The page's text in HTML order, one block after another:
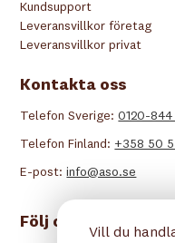
Kundsupport
Leveransvillkor företag
Leveransvillkor privat
Kontakta oss
Telefon Sverige:0120-844
Telefon Finland: +358 50
E-post:info@aso.se
Följ oss
Vill du